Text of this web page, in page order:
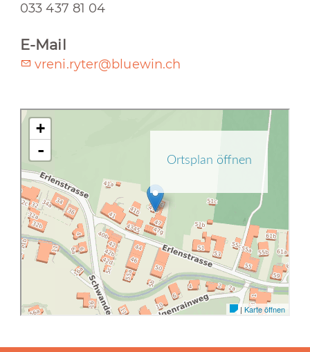
033 437 81 04
E-Mail
vreni.ryter@bluewin.ch